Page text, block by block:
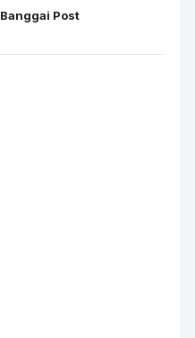
Banggai Post